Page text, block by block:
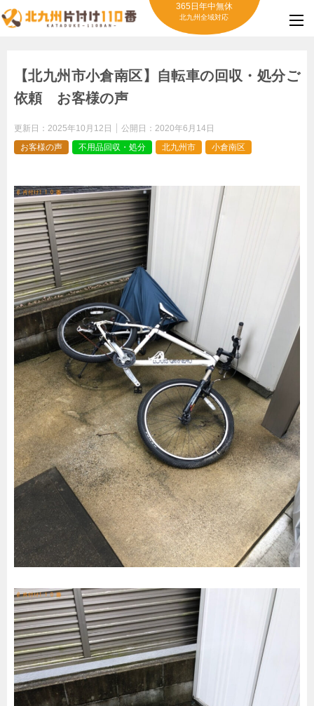
365日年中無休
北九州全域対応
【北九州市小倉南区】自転車の回収・処分ご
依頼 お客様の声
更新日： 2025年10月12日 公開日： 2020年6月14日
お客様の声
不用品回収・処分 北九州市 小倉南区